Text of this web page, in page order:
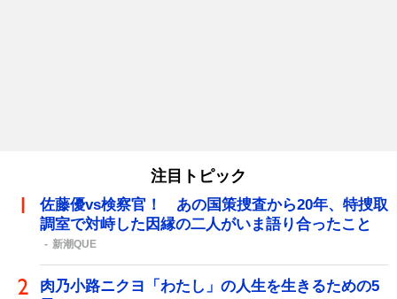
注目トピック
佐藤優vs検察官！ あの国策捜査から20年、特捜取
調室で対峙した因縁の二人がいま語り合ったこと
新潮QUE
肉乃小路ニクヨ「わたし」の人生を生きるための5